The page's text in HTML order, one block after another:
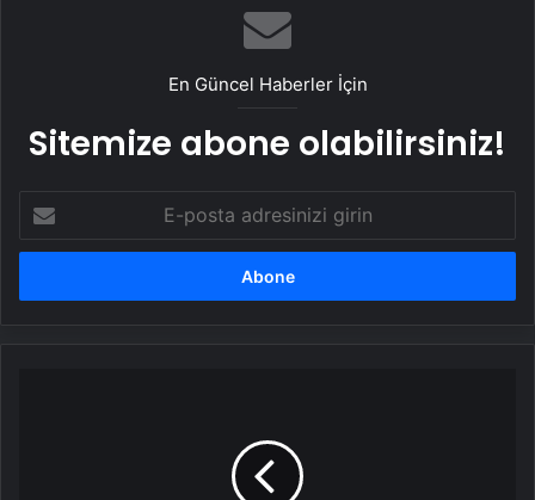
En Güncel Haberler İçin
Sitemize abone olabilirsiniz!
posta
adresinizi